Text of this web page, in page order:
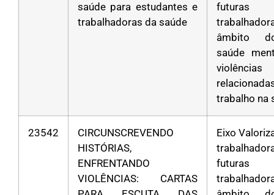
saúde para estudantes e
trabalhadoras da saúde
futuras
âmbito
saúde
violências
trabalho na
23542
CIRCUNSCREVENDO
HISTÓRIAS,
ENFRENTANDO
VIOLÊNCIAS: CARTAS
Eixo
futuras